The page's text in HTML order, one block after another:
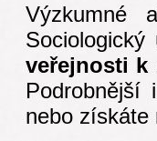
Výzkumné
veřejnosti k
nebo získáte